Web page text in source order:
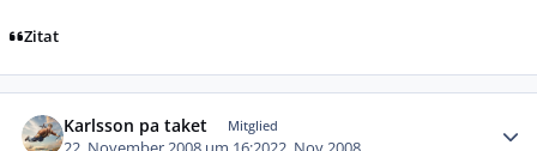
Zitat
Karlsson pa taket Mitglied